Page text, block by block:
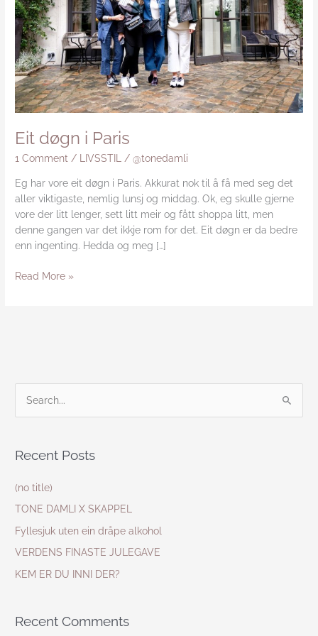
Eit døgn i Paris
1 Comment / LIVSSTIL /@tonedamli
Eg har vore eit døgn i Paris. Akkurat nok til å få med seg det
aller viktigaste, nemlig lunsj og middag. Ok, eg skulle gjerne
vore der litt lenger, sett litt meir og fått shoppa litt, men
denne gangen var det ikkje rom for det. Eit døgn er da bedre
enn ingenting. Hedda og meg […]
Read More »
r
o
r
:
Recent Posts
(no title)
TONE DAMLI X SKAPPEL
Fyllesjuk uten ein dråpe alkohol
VERDENS FINASTE JULEGAVE
KEM ER DU INNI DER?
Recent Comments